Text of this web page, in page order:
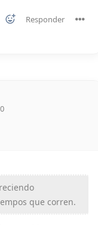
Responder
que corren.